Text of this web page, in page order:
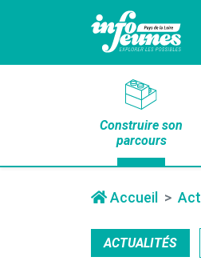
Construire son
parcours
Accueil
ACTUALITÉS